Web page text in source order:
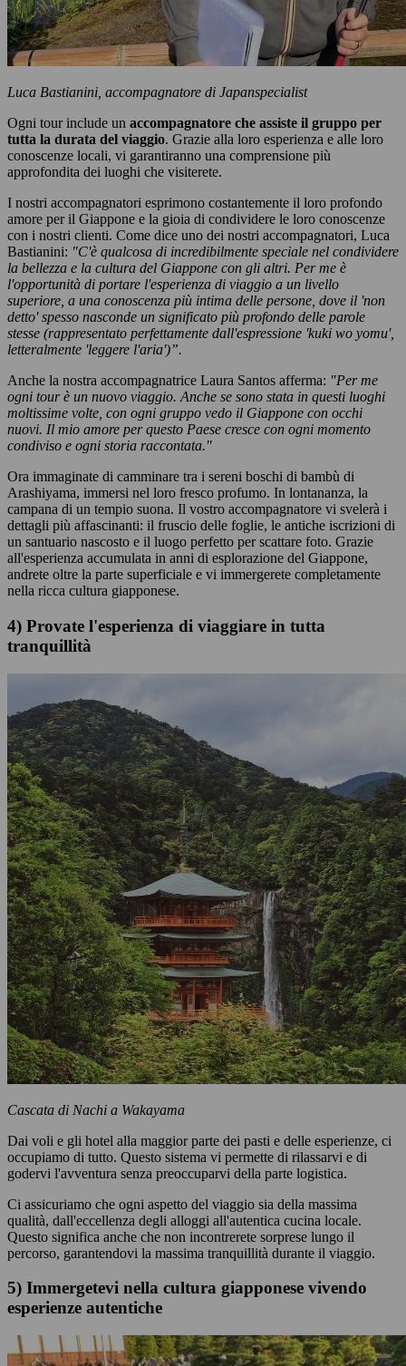
Luca Bastianini, accompagnatore di Japanspecialist
Ogni tour include un accompagnatore che assiste il gruppo per
tutta la durata del viaggio. Grazie alla loro esperienza e alle loro
conoscenze locali, vi garantiranno una comprensione più
approfondita dei luoghi che visiterete.
I nostri accompagnatori esprimono costantemente il loro profondo
amore per il Giappone e la gioia di condividere le loro conoscenze
con i nostri clienti. Come dice uno dei nostri accompagnatori, Luca
Bastianini: "C'è qualcosa di incredibilmente speciale nel condividere
la bellezza e la cultura del Giappone con gli altri. Per me è
l'opportunità di portare l'esperienza di viaggio a un livello
superiore, a una conoscenza più intima delle persone, dove il 'non
detto' spesso nasconde un significato più profondo delle parole
stesse (rappresentato perfettamente dall'espressione 'kuki wo yomu',
letteralmente 'leggere l'aria')”.
Anche la nostra accompagnatrice Laura Santos afferma: "Per me
ogni tour è un nuovo viaggio. Anche se sono stata in questi luoghi
moltissime volte, con ogni gruppo vedo il Giappone con occhi
nuovi. Il mio amore per questo Paese cresce con ogni momento
condiviso e ogni storia raccontata."
Ora immaginate di camminare tra i sereni boschi di bambù di
Arashiyama, immersi nel loro fresco profumo. In lontananza, la
campana di un tempio suona. Il vostro accompagnatore vi svelerà i
dettagli più affascinanti: il fruscio delle foglie, le antiche iscrizioni di
un santuario nascosto e il luogo perfetto per scattare foto. Grazie
all'esperienza accumulata in anni di esplorazione del Giappone,
andrete oltre la parte superficiale e vi immergerete completamente
nella ricca cultura giapponese.
4) Provate l'esperienza di viaggiare in tutta
tranquillità
Cascata di Nachi a Wakayama
Dai voli e gli hotel alla maggior parte dei pasti e delle esperienze, ci
occupiamo di tutto. Questo sistema vi permette di rilassarvi e di
godervi l'avventura senza preoccuparvi della parte logistica.
Ci assicuriamo che ogni aspetto del viaggio sia della massima
qualità, dall'eccellenza degli alloggi all'autentica cucina locale.
Questo significa anche che non incontrerete sorprese lungo il
percorso, garantendovi la massima tranquillità durante il viaggio.
5) Immergetevi nella cultura giapponese vivendo
esperienze autentiche